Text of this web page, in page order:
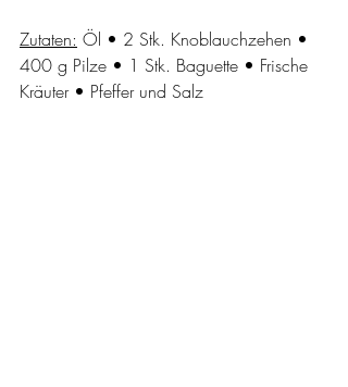
Zutaten: Öl • 2 Stk. Knoblauchzehen •
400 g Pilze • 1 Stk. Baguette • Frische
Kräuter • Pfeffer und Salz